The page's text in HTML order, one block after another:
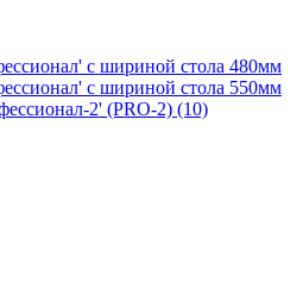
с шириной стола 480мм
с шириной стола 550мм
2' (PRO-2) (10)